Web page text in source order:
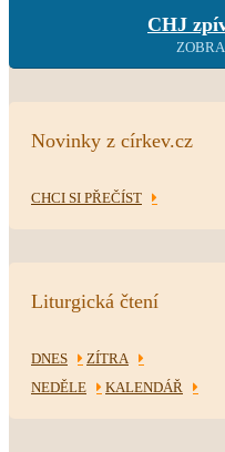
CHJ
Novinky z církev.cz
CHCI SI PŘEČÍST
Liturgická čtení
DNES
ZÍTRA
NEDĚLE
KALENDÁŘ